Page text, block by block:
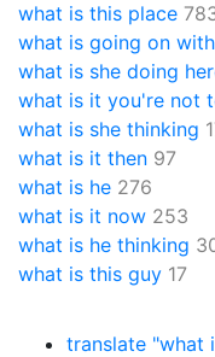
what is this place
what is going on
what is she doing
what is it you're not
what is she thinking
what is it then 97
what is he 276
what is it now 253
what is he thinking
what is this guy 17
translate "what